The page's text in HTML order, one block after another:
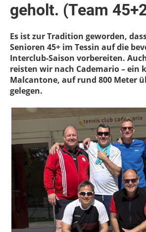
geholt. (Team
Es ist zur Tradition geworden,
Senioren 45+ im Tessin auf die
Interclub-Saison vorbereiten.
reisten wir nach Cademario – ein
Malcantone, auf rund 800 Meter
gelegen.